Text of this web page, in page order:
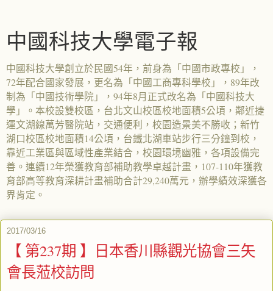
中國科技大學電子報
中國科技大學創立於民國54年，前身為「中國市政專校」，
72年配合國家發展，更名為「中國工商專科學校」，89年改
制為「中國技術學院」，94年8月正式改名為「中國科技大
學」。本校設雙校區，台北文山校區校地面積5公頃，鄰近捷
運文湖線萬芳醫院站，交通便利，校園造景美不勝收；新竹
湖口校區校地面積14公頃，台鐵北湖車站步行三分鐘到校，
靠近工業區與區域性產業結合，校園環境幽雅，各項設備完
善。連續12年榮獲教育部補助教學卓越計畫，107-110年獲教
育部高等教育深耕計畫補助合計29,240萬元，辦學績效深獲各
界肯定。
2017/03/16
【 第237期 】日本香川縣觀光協會三矢
會長蒞校訪問